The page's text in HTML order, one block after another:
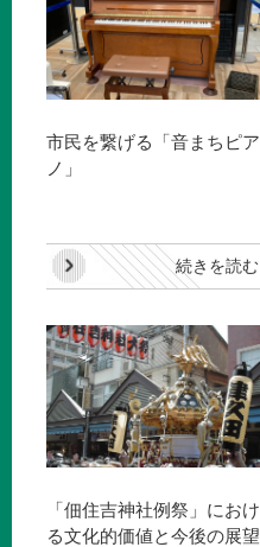
市民を繋げる「音まちピア
ノ」
続きを読む
「佃住吉神社例祭」におけ
る文化的価値と今後の展望